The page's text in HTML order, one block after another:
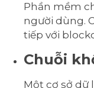
Phần mềm
người dùng.
tiếp với
Chuỗi
Một cơ sở dữ